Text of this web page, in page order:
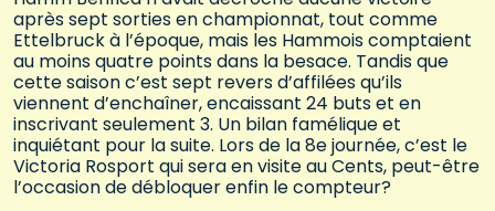
après sept sorties en championnat, tout comme
Ettelbruck à l’époque, mais les Hammois comptaient
au moins quatre points dans la besace. Tandis que
cette saison c’est sept revers d’affilées qu’ils
viennent d’enchaîner, encaissant 24 buts et en
inscrivant seulement 3. Un bilan famélique et
inquiétant pour la suite. Lors de la 8e journée, c’est le
Victoria Rosport qui sera en visite au Cents, peut-être
l’occasion de débloquer enfin le compteur?